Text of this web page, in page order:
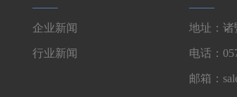
企业新闻
行业新闻
地址：诸
电话：
邮箱：